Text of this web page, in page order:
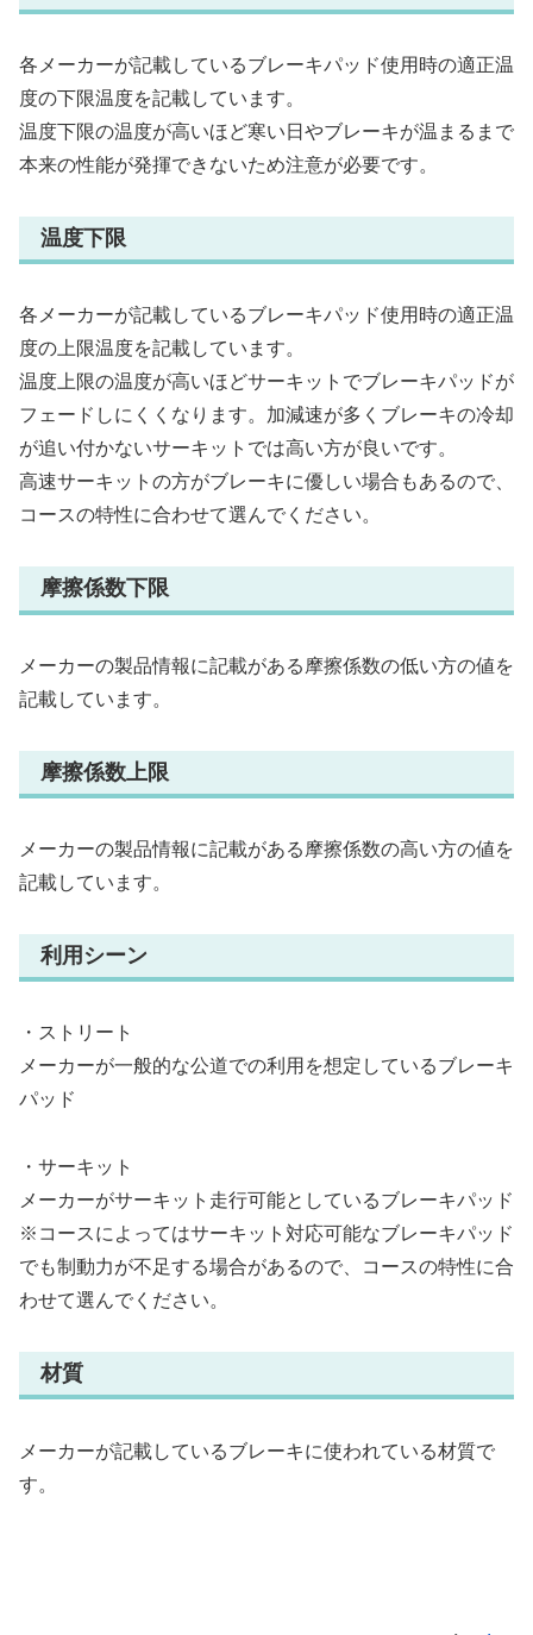
各メーカーが記載しているブレーキパッド使用時の適正温
度の下限温度を記載しています。
温度下限の温度が高いほど寒い日やブレーキが温まるまで
本来の性能が発揮できないため注意が必要です。
温度下限
各メーカーが記載しているブレーキパッド使用時の適正温
度の上限温度を記載しています。
温度上限の温度が高いほどサーキットでブレーキパッドが
フェードしにくくなります。加減速が多くブレーキの冷却
が追い付かないサーキットでは高い方が良いです。
高速サーキットの方がブレーキに優しい場合もあるので、
コースの特性に合わせて選んでください。
摩擦係数下限
メーカーの製品情報に記載がある摩擦係数の低い方の値を
記載しています。
摩擦係数上限
メーカーの製品情報に記載がある摩擦係数の高い方の値を
記載しています。
利用シーン
・ストリート
メーカーが一般的な公道での利用を想定しているブレーキ
パッド
・サーキット
メーカーがサーキット走行可能としているブレーキパッド
※コースによってはサーキット対応可能なブレーキパッド
でも制動力が不足する場合があるので、コースの特性に合
わせて選んでください。
材質
メーカーが記載しているブレーキに使われている材質で
す。